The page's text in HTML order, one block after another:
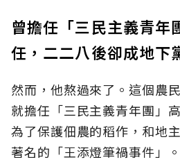
曾擔任「三民主義青年
任，二二八後卻成地下
然而，他熬過來了。這個農
就擔任「三民主義青年團」
為了保護佃農的稻作，和地
著名的「王添燈筆禍事件」